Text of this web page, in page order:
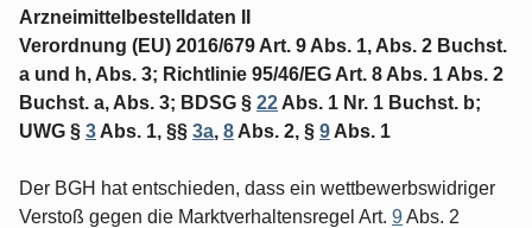
Arzneimittelbestelldaten II
Verordnung (EU) 2016/679 Art. 9 Abs. 1, Abs. 2 Buchst.
a und h, Abs. 3; Richtlinie 95/46/EG Art. 8 Abs. 1 Abs. 2
Buchst. a, Abs. 3; BDSG § 22 Abs. 1 Nr. 1 Buchst. b;
UWG § 3 Abs. 1, §§ 3a, 8 Abs. 2, § 9 Abs. 1
Der BGH hat entschieden, dass ein wettbewerbswidriger
Verstoß gegen die Marktverhaltensregel Art. 9Abs. 2